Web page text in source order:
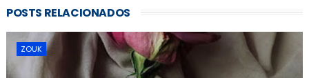
POSTS RELACIONADOS
ZOUK